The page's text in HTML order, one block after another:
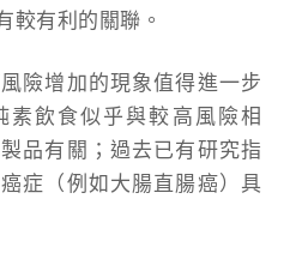
較有利的關聯。
險增加的現象值得進一步
素飲食似乎與較高風險相
品有關；過去已有研究指
症（例如大腸直腸癌）具